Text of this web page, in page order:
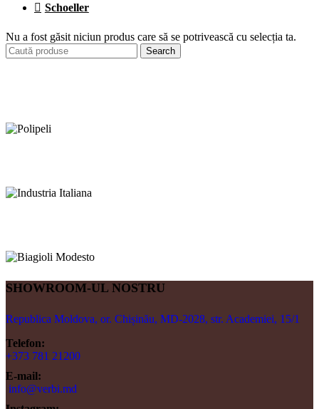
Schoeller
Nu a fost găsit niciun produs care să se potrivească cu selecția ta.
Search
SHOWROOM-UL NOSTRU
Republica Moldova, or. Chișinău, MD-2028, str. Academiei, 15/1
Telefon:
+373 781 21200
E-mail:
info@verbi.md